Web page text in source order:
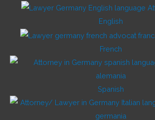
English
French
Spanish